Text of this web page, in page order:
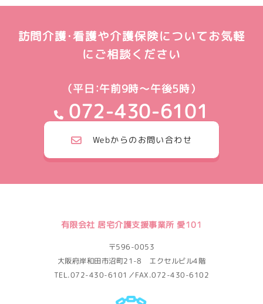
訪問介護・看護や介護保険についてお気軽
にご相談ください
（平日：午前9時～午後5時）
072-430-6101
Webからのお問い合わせ
有限会社 居宅介護支援事業所 愛101
〒596-0053
大阪府岸和田市沼町21-8 エクセルビル4階
TEL.072-430-6101／FAX.072-430-6102